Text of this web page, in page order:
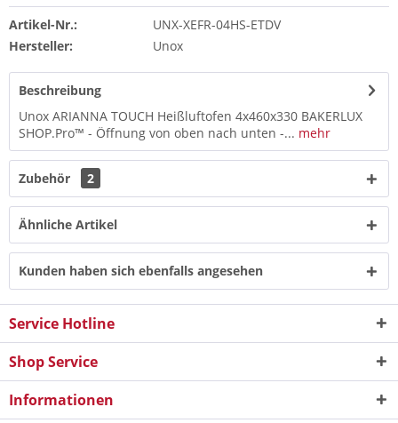
Artikel-Nr.:
UNX-XEFR-04HS-ETDV
Hersteller:
Unox
Beschreibung
Unox ARIANNA TOUCH Heißluftofen 4x460x330 BAKERLUX
SHOP.Pro™ - Öffnung von oben nach unten -... mehr
Zubehör 2
Ähnliche Artikel
Kunden haben sich ebenfalls angesehen
Service Hotline
Shop Service
Informationen